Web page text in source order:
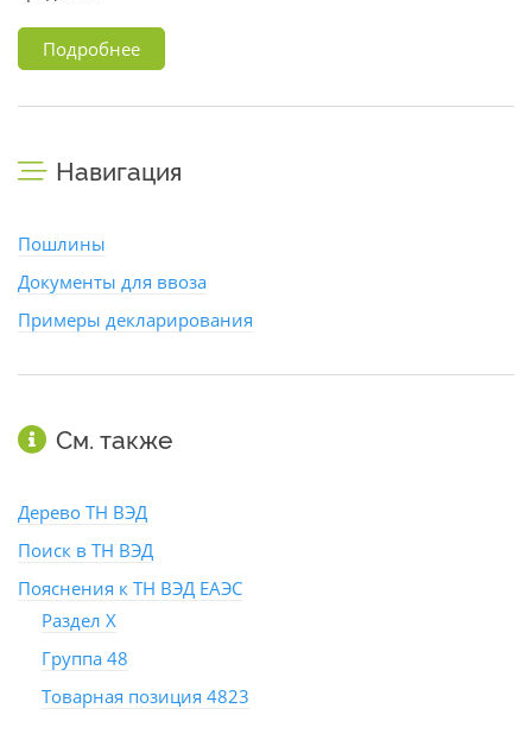
Подробнее
Навигация
Пошлины
Документы для ввоза
Примеры декларирования
См. также
Дерево ТН ВЭД
Поиск в ТН ВЭД
Пояснения к ТН ВЭД ЕАЭС
Раздел X
Группа 48
Товарная позиция 4823